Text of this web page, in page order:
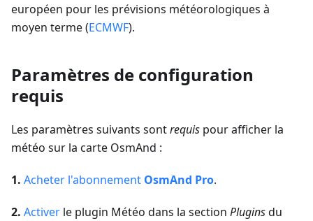
européen pour les prévisions météorologiques à
moyen terme (ECMWF).
Paramètres de configuration
requis
Les paramètres suivants sontrequis pour afficher la
météo sur la carte OsmAnd :
1. Acheter l'abonnement OsmAnd Pro.
2. Activer le plugin Météo dans la section Pluginsdu